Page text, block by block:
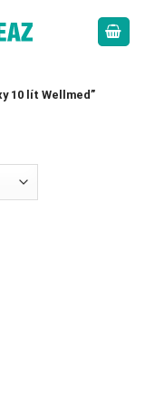
10 lít Wellmed”